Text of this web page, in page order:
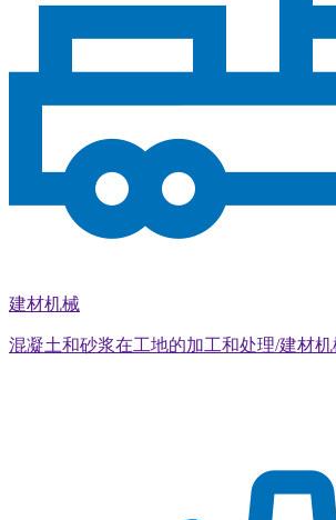
建材机械
混凝土和砂浆在工地的加工和处理/建材机